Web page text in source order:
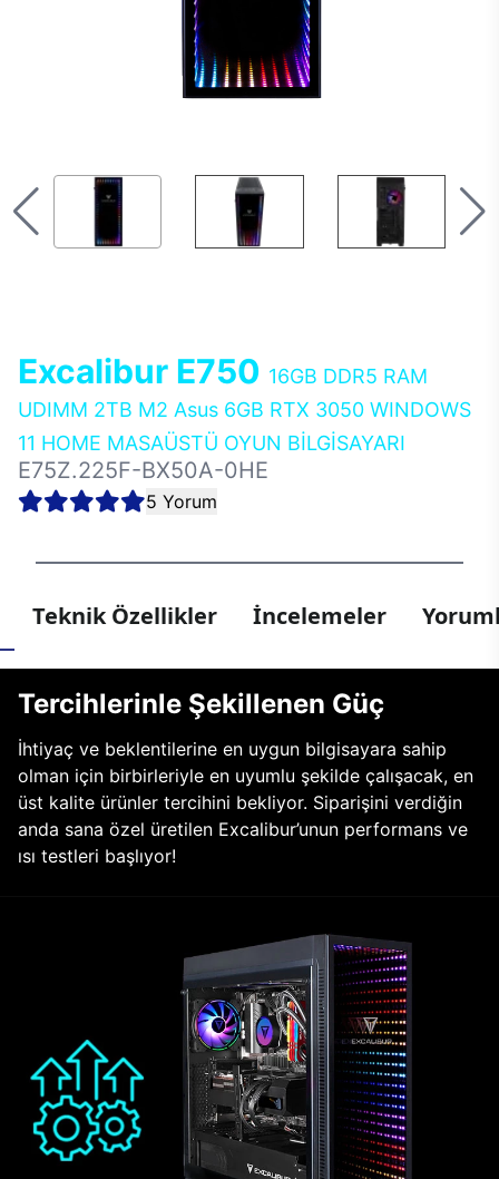
Excalibur E750 16GB DDR5 RAM
UDIMM 2TB M2 Asus 6GB RTX 3050 WINDOWS
11 HOME MASAÜSTÜ OYUN BİLGİSAYARI
E75Z.225F-BX50A-0HE
5 Yorum
Teknik Özellikler İncelemeler
Tercihlerinle Şekillenen Güç
İhtiyaç ve beklentilerine en uygun bilgisayara sahip
olman için birbirleriyle en uyumlu şekilde çalışacak, en
üst kalite ürünler tercihini bekliyor. Siparişini verdiğin
anda sana özel üretilen Excalibur’unun performans ve
ısı testleri başlıyor!